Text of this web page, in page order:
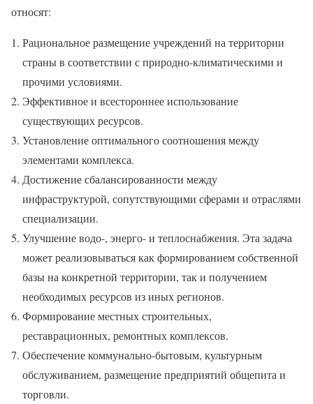
относят:
Рациональное размещение учреждений на территории
страны в соответствии с природно-климатическими и
прочими условиями.
Эффективное и всестороннее использование
существующих ресурсов.
Установление оптимального соотношения между
элементами комплекса.
Достижение сбалансированности между
инфраструктурой, сопутствующими сферами и отраслями
специализации.
Улучшение водо-, энерго- и теплоснабжения. Эта задача
может реализовываться как формированием собственной
базы на конкретной территории, так и получением
необходимых ресурсов из иных регионов.
Формирование местных строительных,
реставрационных, ремонтных комплексов.
Обеспечение коммунально-бытовым, культурным
обслуживанием, размещение предприятий общепита и
торговли.